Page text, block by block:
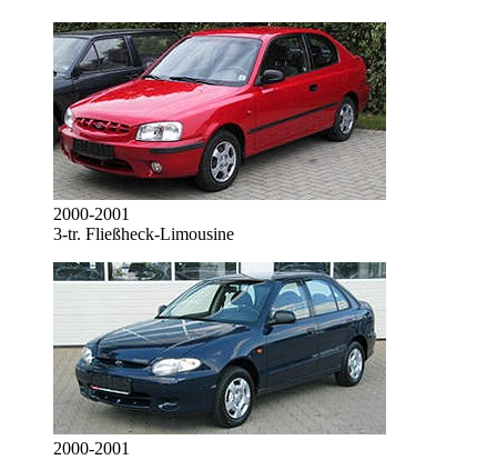
2000-2001
3-tr. Fließheck-Limousine
2000-2001